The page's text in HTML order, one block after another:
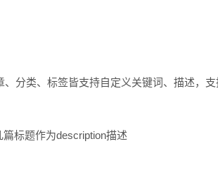
分类、标签皆支持自定义关键词、描述，
标题作为description描述